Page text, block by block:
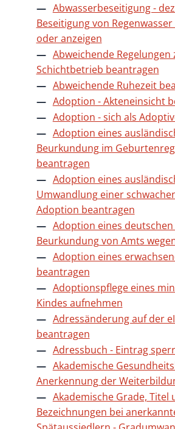
Abwasserbeseitigung -
Beseitigung von
oder anzeigen
Abweichende Regelungen
Schichtbetrieb beantragen
Abweichende Ruhezeit
Adoption - Akteneinsicht
Adoption - sich als
Adoption eines
Beurkundung im
beantragen
Adoption eines
Umwandlung einer
Adoption beantragen
Adoption eines deutschen
Beurkundung von Amts
Adoption eines
beantragen
Adoptionspflege eines
Kindes aufnehmen
Adressänderung auf der
beantragen
Adressbuch - Eintrag
Akademische
Anerkennung der
Akademische Grade, Titel
Bezeichnungen bei